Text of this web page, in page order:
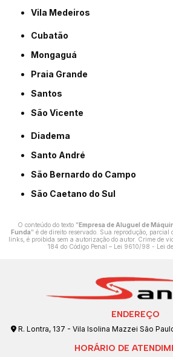
Vila Medeiros
Cubatão
Mongaguá
Praia Grande
Santos
São Vicente
Diadema
Santo André
São Bernardo do Campo
São Caetano do Sul
O conteúdo do texto "Empresa de Aluguel de
Funda" é de direito reservado. Sua reprodução, parcial
links, é proibida sem a autorização do autor. Crime de
184 do Código Penal – Lei 9610/98 - Lei
ENDEREÇO
R. Lontra, 137 - Vila Isolina Mazzei São
HORÁRIO DE